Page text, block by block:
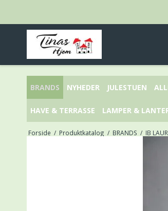
BRANDS NYHEDER JULESTUEN
HAVE & TERRASSE LAMPER &
Forside / Produktkatalog / BRANDS / IB